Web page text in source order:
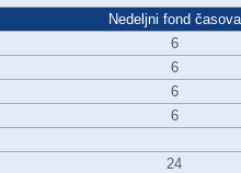
Nedeljni fond časova
6
6
6
6
24